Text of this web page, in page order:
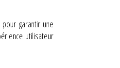
garantir une
utilisateur